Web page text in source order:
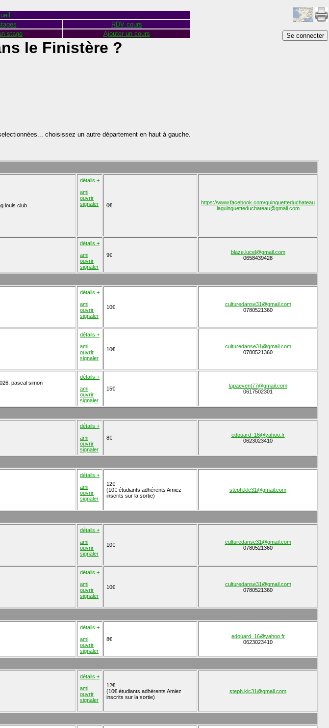
Se connecter
RDV cours
stage Ajouter un cours
le Finistère ?
choisissez un autre département en haut à gauche.
louis club
détails +
ami
ouvrir
signaler
0€
https://www.facebook.com/guinguetteduchateau
laguinguetteduchateau@gmail.com
détails +
ami
ouvrir
signaler
9€
blaze.lucel@gmail.com
0658439428
détails +
ami
ouvrir
signaler
10€
culturedanse31@gmail.com
0780521360
détails +
ami
ouvrir
signaler
10€
culturedanse31@gmail.com
0780521360
pascal simon
détails +
ami
ouvrir
signaler
15€
lapaevent77@gmail.com
0617502301
détails +
ami
ouvrir
signaler
8€
edouard_16@yahoo.fr
0623023410
détails +
ami
ouvrir
signaler
12€
(10€ étudiants adhérents Amiez
inscrits sur la sortie)
steph.klc31@gmail.com
détails +
ami
ouvrir
signaler
10€
culturedanse31@gmail.com
0780521360
détails +
ami
ouvrir
signaler
10€
culturedanse31@gmail.com
0780521360
détails +
ami
ouvrir
signaler
8€
edouard_16@yahoo.fr
0623023410
détails +
ami
ouvrir
signaler
12€
(10€ étudiants adhérents Amiez
inscrits sur la sortie)
steph.klc31@gmail.com